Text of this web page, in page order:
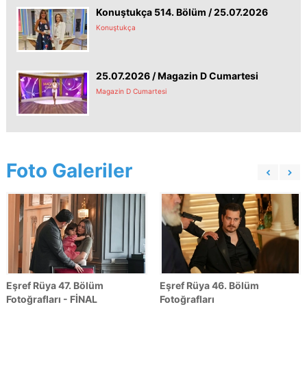
Konuştukça 514. Bölüm / 25.07.2026
Konuştukça
25.07.2026 / Magazin D Cumartesi
Magazin D Cumartesi
Foto Galeriler
Eşref Rüya 47. Bölüm
Fotoğrafları - FİNAL
Eşref Rüya 46. Bölüm
Fotoğrafları